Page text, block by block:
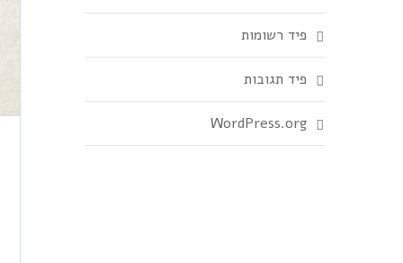
פיד רשומות
פיד תגובות
WordPress.org